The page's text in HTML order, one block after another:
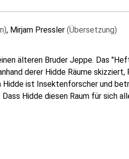
, Mirjam Pressler (Übersetzung)
älteren Bruder Jeppe. Das
derer Hidde Räume skizziert,
ist Insektenforscher und
Hidde diesen Raum für sich